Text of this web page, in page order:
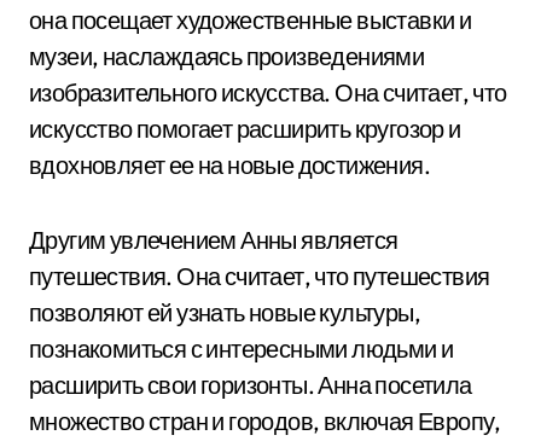
она посещает художественные выставки и
музеи, наслаждаясь произведениями
изобразительного искусства. Она считает, что
искусство помогает расширить кругозор и
вдохновляет ее на новые достижения.
Другим увлечением Анны является
путешествия. Она считает, что путешествия
позволяют ей узнать новые культуры,
познакомиться с интересными людьми и
расширить свои горизонты. Анна посетила
множество стран и городов, включая Европу,